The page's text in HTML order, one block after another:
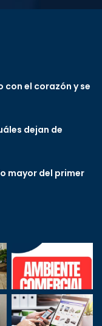
con el corazón y se
dejan de
mayor del primer